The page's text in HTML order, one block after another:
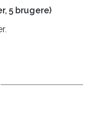
5 brugere)